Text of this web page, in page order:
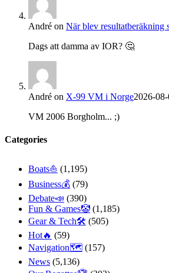
André on När blev resultatberäkning
Dags att damma av IOR? 🤔
André on X-99 VM i Norge2026-
VM 2006 Borgholm... ;)
Categories
Boats⛵️ (1,195)
Business💰 (79)
Debate📣 (390)
Fun & Games🤡 (1,185)
Gear & Tech🛠 (505)
Hot🔥 (59)
Navigation🗺 (157)
News (5,136)